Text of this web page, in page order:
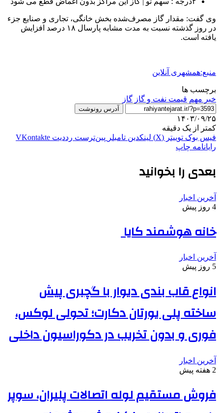
وی گفت: مقدار گاز مصرف‌شده بخش خانگی، تجاری و صنایع جزء
در روز گذشته نسبت به مدت مشابه پارسال ۱۸ درصد افزایش
یافته است.
منبع:همشهری آنلاین
برچسب ها
خبر مهم قیمت نفت و گاز گاز
آدرس رونوشت
۱۴۰۳/۰۹/۲۵
کمتر از یک دقیقه
فیس بوک توییتر (X) لینکدین ‫تامبلر ‫پین‌ترست ‫رددیت ‫VKontakte
رایانامه چاپ
بعدی را بخوانید
آخرین اخبار
4 روز پیش
خانه هوشمند کایا
آخرین اخبار
5 روز پیش
انواع قاب بندی دیوار با گچبری پیش
ساخته پلی یورتان دکارت؛ تحولی لوکس،
فوری و بدون تخریب در دکوراسیون داخلی
آخرین اخبار
2 هفته پیش
فروش مستقیم لوله اتصالات پلیران، سوپر